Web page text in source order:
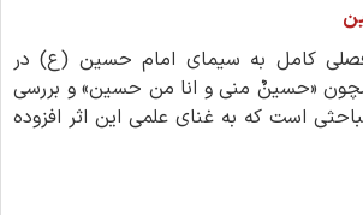
کامل به سیمای امام حسین (ع) در
«حسینٌ منی و انا من حسین» و بررسی
است که به غنای علمی این اثر افزوده